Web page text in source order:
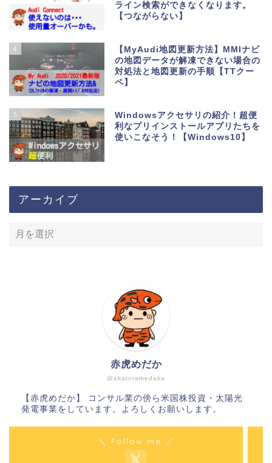
ライン検索ができなくなります。
【つながらない】
4
【MyAudi地図更新方法】MMIナビ
の地図データが解凍できない場合の
対処法と地図更新の手順【TTクー
ペ】
5
Windowsアクセサリの紹介！超便
利なプリインストールアプリたちを
使いこなそう！【Windows10】
アーカイブ
@akatoramedaka
赤虎めだか
【赤虎めだか】 コンサル業の傍ら米国株投資・太陽光
発電事業をしています。よろしくお願いします。
＼ Follow me ／
サイトマップ
このサイトについて
お問い合わせ